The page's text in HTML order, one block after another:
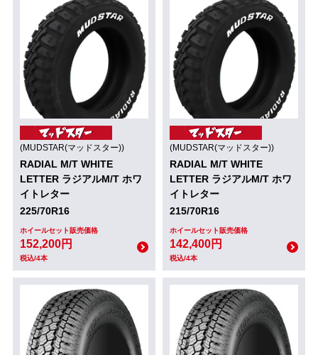
(MUDSTAR(マッドスター))
RADIAL M/T WHITE
LETTER ラジアルM/T ホワ
イトレター
225/70R16
ホイールセット販売価格
152,200円
税込/4本
(MUDSTAR(マッドスター))
RADIAL M/T WHITE
LETTER ラジアルM/T ホワ
イトレター
215/70R16
ホイールセット販売価格
142,400円
税込/4本